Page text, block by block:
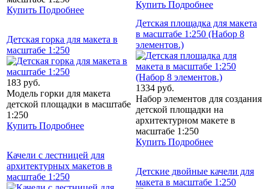
Купить Подробнее
Купить Подробнее
Детская горка для макета в
масштабе 1:250
183 руб.
Модель горки для макета
детской площадки в масштабе
1:250
Купить Подробнее
Детская площадка для макета
в масштабе 1:250 (Набор 8
элементов.)
1334 руб.
Набор элементов для создания
детской площадки на
архитектурном макете в
масштабе 1:250
Купить Подробнее
Качели с лестницей для
архитектурных макетов в
масштабе 1:250
Детские двойные качели для
макета в масштабе 1:250